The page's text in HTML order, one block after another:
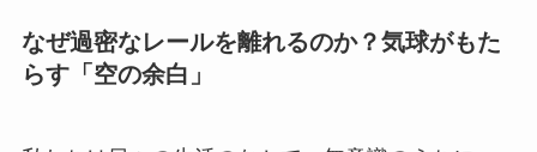
なぜ過密なレールを離れるのか？気球がもた
らす「空の余白」